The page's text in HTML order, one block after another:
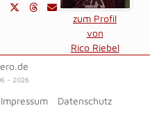
zum Profil
von
Rico Riebel
- 2026
Impressum Datenschutz